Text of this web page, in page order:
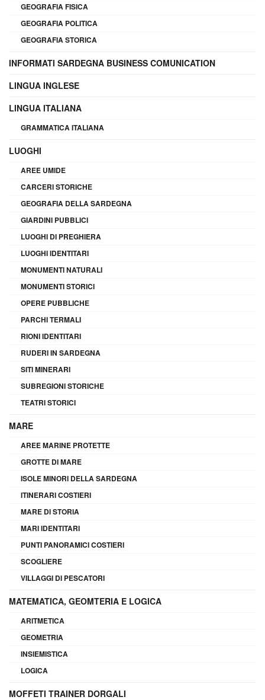
GEOGRAFIA FISICA
GEOGRAFIA POLITICA
GEOGRAFIA STORICA
INFORMATI SARDEGNA BUSINESS COMUNICATION
LINGUA INGLESE
LINGUA ITALIANA
GRAMMATICA ITALIANA
LUOGHI
AREE UMIDE
CARCERI STORICHE
GEOGRAFIA DELLA SARDEGNA
GIARDINI PUBBLICI
LUOGHI DI PREGHIERA
LUOGHI IDENTITARI
MONUMENTI NATURALI
MONUMENTI STORICI
OPERE PUBBLICHE
PARCHI TERMALI
RIONI IDENTITARI
RUDERI IN SARDEGNA
SITI MINERARI
SUBREGIONI STORICHE
TEATRI STORICI
MARE
AREE MARINE PROTETTE
GROTTE DI MARE
ISOLE MINORI DELLA SARDEGNA
ITINERARI COSTIERI
MARE DI STORIA
MARI IDENTITARI
PUNTI PANORAMICI COSTIERI
SCOGLIERE
VILLAGGI DI PESCATORI
MATEMATICA, GEOMTERIA E LOGICA
ARITMETICA
GEOMETRIA
INSIEMISTICA
LOGICA
MOFFETI TRAINER DORGALI